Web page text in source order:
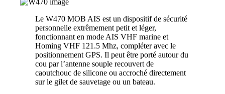
Le W470 MOB AIS est un dispositif de sécurité
personnelle extrêmement petit et léger,
fonctionnant en mode AIS VHF marine et
Homing VHF 121.5 Mhz, compléter avec le
positionnement GPS. Il peut être porté autour du
cou par l’antenne souple recouvert de
caoutchouc de silicone ou accroché directement
sur le gilet de sauvetage ou un bateau.